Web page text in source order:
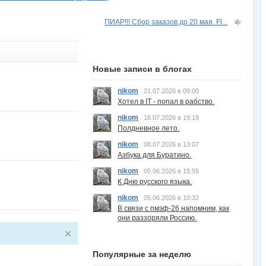
ПИАР!!! Сбор заказов до 20 мая. Fl...
Новые записи в блогах
nikom 21.07.2026 в 09:00
Хотел в IT - попал в рабство.
nikom
18.07.2026 в 19:19
Полдневное лето.
nikom
08.07.2026 в 13:07
Азбука для Буратино.
nikom
05.06.2026 в 15:55
К Дню русского языка.
nikom
05.06.2026 в 10:32
В связи с пмэф-26 напомним, как
они раззоряли Россию.
Популярные за неделю